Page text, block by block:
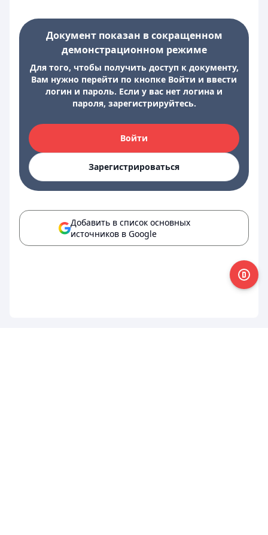
Документ показан в сокращенном
демонстрационном режиме
Для того, чтобы получить доступ к документу,
Вам нужно перейти по кнопке Войти и ввести
логин и пароль. Если у вас нет логина и
пароля, зарегистрируйтесь.
Войти
Зарегистрироваться
Добавить в список основных
источников в Google